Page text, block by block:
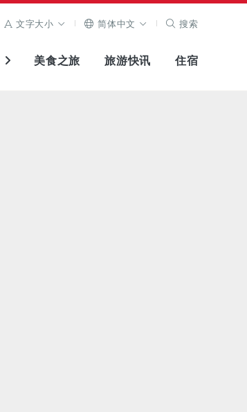
文字大小 简体中文 搜索
美食之旅 旅游快讯 住宿